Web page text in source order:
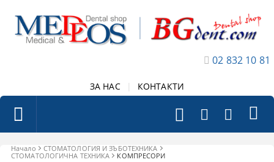
02 832 10 81
ЗА НАС КОНТАКТИ
Начало
СТОМАТОЛОГИЯ И ЗЪБОТЕХНИКА
СТОМАТОЛОГИЧНА ТЕХНИКА
КОМПРЕСОРИ